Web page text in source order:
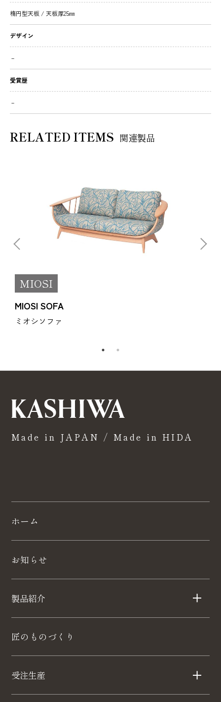
楕円型天板 / 天板厚25㎜
デザイン
－
受賞歴
－
RELATED ITEMS 関連製品
MIOSI
MIOSI SOFA
ミオシソファ
Made in JAPAN / Made in HIDA
ホーム
お知らせ
製品紹介
匠のものづくり
受注生産